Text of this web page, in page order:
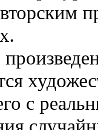
с